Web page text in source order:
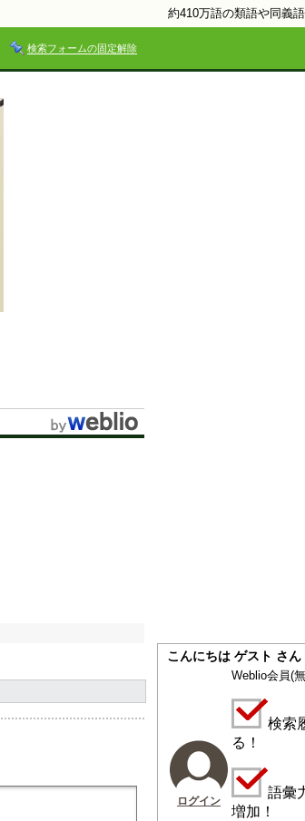
約410万語の類語や同義
検索フォームの固定解除
こんにちは ゲスト さん
ログイン
Weblio会員(
検索
る！
語彙
増加！